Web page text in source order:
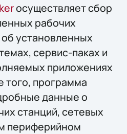
осуществляет сбор
рабочих
установленных
сервис-паках и
приложениях
того, программа
данные о
станций, сетевых
периферийном